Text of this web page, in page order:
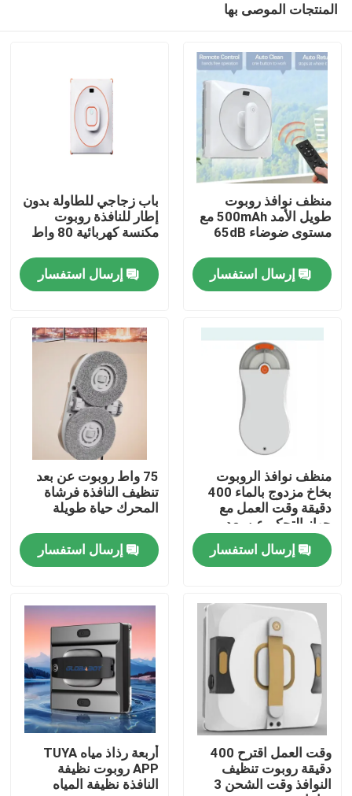
بيت
أشرطة فيديو
معلومات عنا
جولة في المعمل
اطلب اقتباس
الروبوت مكنسة كهربائية
منظف ​​نوافذ الروبوت
المنتجات الموصى بها
منظف نوافذ روبوت
طويل الأمد 500mAh مع
مستوى ضوضاء 65dB
إرسال استفسار
باب زجاجي للطاولة بدون
إطار للنافذة روبوت
مكنسة كهربائية 80 واط
إرسال استفسار
منظف ​​نوافذ الروبوت
بخاخ مزدوج بالماء 400
دقيقة وقت العمل مع
جهاز التحكم عن بعد
إرسال استفسار
75 واط روبوت عن بعد
تنظيف النافذة فرشاة
المحرك حياة طويلة
إرسال استفسار
وقت العمل اقترح 400
دقيقة روبوت تنظيف
النوافذ وقت الشحن 3
أربعة رذاذ مياه TUYA
APP روبوت نظيفة
النافذة نظيفة المياه